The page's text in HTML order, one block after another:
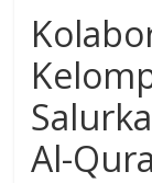
Al-